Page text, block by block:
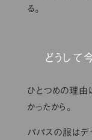
る。
どうして
ひとつめの理由
かったから。
パパスの服はデ